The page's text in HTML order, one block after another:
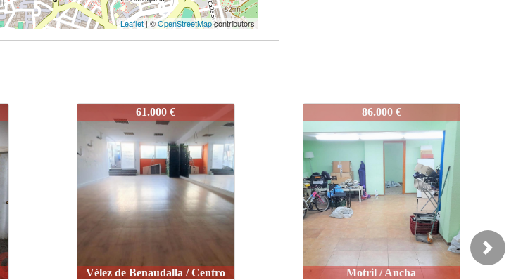
Leaflet| ©OpenStreetMapcontributors
86.000 €
Motril / Ancha
71.000 €
Motril / Hospital
Next